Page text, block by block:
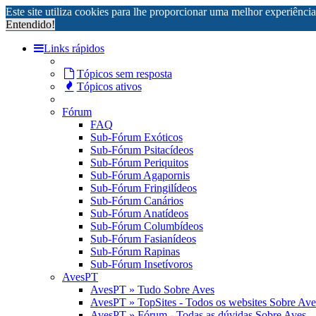
Este site utiliza cookies para lhe proporcionar uma melhor
Entendido!
Links rápidos
Tópicos sem resposta
Tópicos ativos
Fórum
FAQ
Sub-Fórum Exóticos
Sub-Fórum Psitacídeos
Sub-Fórum Periquitos
Sub-Fórum Agapornis
Sub-Fórum Fringilídeos
Sub-Fórum Canários
Sub-Fórum Anatídeos
Sub-Fórum Columbídeos
Sub-Fórum Fasianídeos
Sub-Fórum Rapinas
Sub-Fórum Insetívoros
AvesPT
AvesPT » Tudo Sobre Aves
AvesPT » TopSites - Todos os websites Sobre